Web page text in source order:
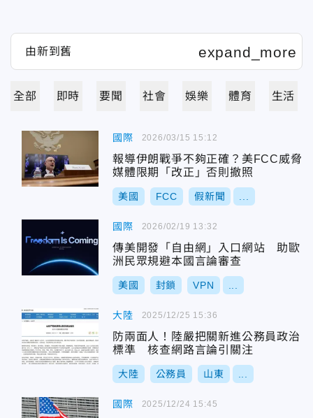
全部 即時 要聞 社會 娛樂 體育 生活
國際
報導伊朗戰爭不夠正確？美FCC威脅
媒體限期「改正」否則撤照
美國 FCC 假新聞
2026/03/15 15:12
國際
傳美開發「自由網」入口網站 助歐
洲民眾規避本國言論審查
美國 封鎖 VPN
2026/02/19 13:32
大陸
防兩面人！陸嚴把關新進公務員政治
標準 核查網路言論引關注
大陸 公務員 山東
2025/12/25 15:36
國際 2025/12/24 15:45